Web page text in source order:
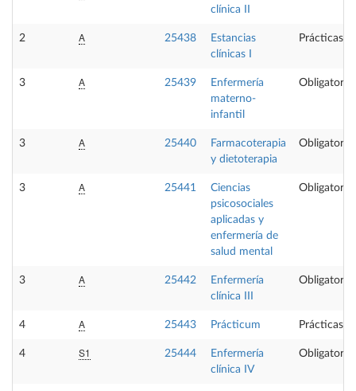
clínica II
2 A 25438
Estancias
clínicas I
Prácticas
3 A 25439
Enfermería
materno-
infantil
Obligatoria
3 A 25440
Farmacoterapia
y dietoterapia
Obligatoria
3 A 25441
Ciencias
psicosociales
aplicadas y
enfermería de
salud mental
Obligatoria
3 A 25442
Enfermería
clínica III
Obligatoria
4 A 25443 Prácticum Prácticas
4 S1 25444
Enfermería
clínica IV
Obligatoria